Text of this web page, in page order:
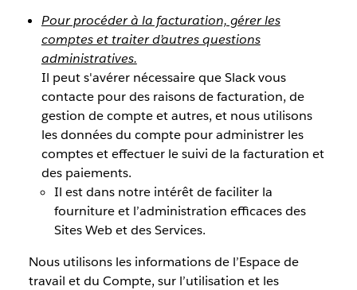
Pour procéder à la facturation, gérer les
comptes et traiter d’autres questions
administratives.
Il peut s'avérer nécessaire que Slack vous
contacte pour des raisons de facturation, de
gestion de compte et autres, et nous utilisons
les données du compte pour administrer les
comptes et effectuer le suivi de la facturation et
des paiements.
Il est dans notre intérêt de faciliter la
fourniture et l’administration efficaces des
Sites Web et des Services.
Nous utilisons les informations de l’Espace de
travail et du Compte, sur l’utilisation et les